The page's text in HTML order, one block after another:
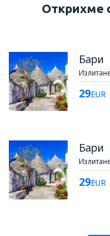
Открихме
Бари
29EUR
Бари
29EUR